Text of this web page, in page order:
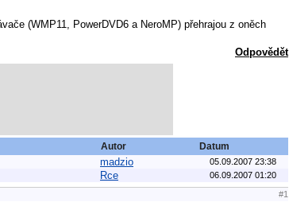
(WMP11, PowerDVD6 a NeroMP) přehrajou z oněch
Odpovědět
Autor Datum
madzio 05.09.2007 23:38
Rce 06.09.2007 01:20
#1